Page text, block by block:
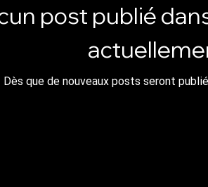
post publié
Dès que de nouveaux posts seront